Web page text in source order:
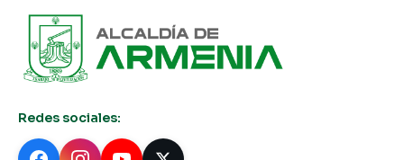
Redes sociales: